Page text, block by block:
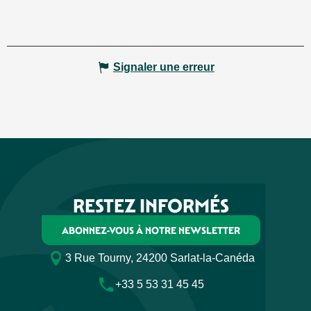
Signaler une erreur
RESTEZ INFORMÉS
ABONNEZ-VOUS À NOTRE NEWSLETTER
3 Rue Tourny, 24200 Sarlat-la-Canéda
+33 5 53 31 45 45